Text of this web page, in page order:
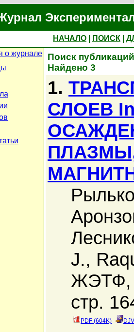
НАЧАЛО ПОИСК
о журнале
Поиск
Найдено 3
1.
СЛОЕВ
J.,
ЖЭТФ,
стр.
PDF (604K)